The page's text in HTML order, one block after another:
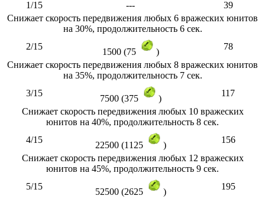
1/15 ---
39
Снижает скорость передвижения любых 6 вражеских юнитов
на 30%, продолжительность 6 сек.
2/15
1500 (75 )
78
Снижает скорость передвижения любых 8 вражеских юнитов
на 35%, продолжительность 7 сек.
3/15
7500 (375 )
117
Снижает скорость передвижения любых 10 вражеских
юнитов на 40%, продолжительность 8 сек.
4/15
22500 (1125 )
156
Снижает скорость передвижения любых 12 вражеских
юнитов на 45%, продолжительность 9 сек.
5/15
52500 (2625 )
195